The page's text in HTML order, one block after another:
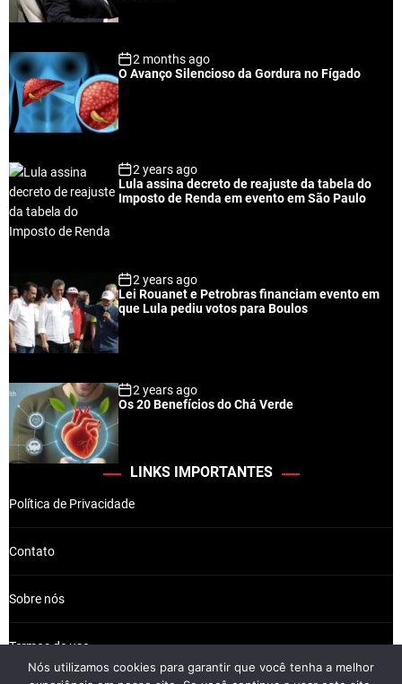
r
2 months ago
O Avanço Silencioso da Gordura no Fígado
2 years ago
Lula assina decreto de reajuste da tabela do
Imposto de Renda em evento em São Paulo
2 years ago
Lei Rouanet e Petrobras financiam evento em
que Lula pediu votos para Boulos
2 years ago
Os 20 Benefícios do Chá Verde
LINKS IMPORTANTES
Política de Privacidade
Contato
Sobre nós
Termos de uso
Nós utilizamos cookies para garantir que você tenha a melhor